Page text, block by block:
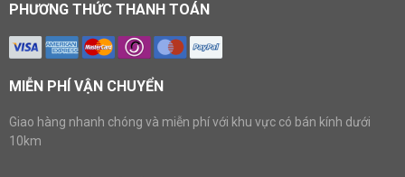
PHƯƠNG THỨC THANH TOÁN
MIỄN PHÍ VẬN CHUYỂN
Giao hàng nhanh chóng và miễn phí với khu vực có bán kính dưới
10km